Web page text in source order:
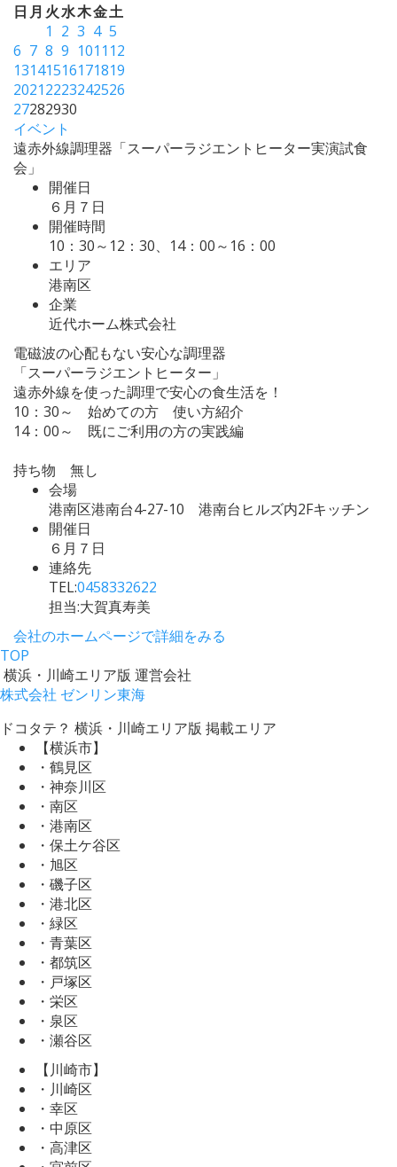
日 月 火水木金土
1 2 3 4 5
6 7 8 9 1011 12
13141516171819
20212223242526
27282930
イベント
遠赤外線調理器「スーパーラジエントヒーター実演試食
会」
開催日
６月７日
開催時間
10：30～12：30、14：00～16：00
エリア
港南区
企業
近代ホーム株式会社
電磁波の心配もない安心な調理器
「スーパーラジエントヒーター」
遠赤外線を使った調理で安心の食生活を！
10：30～ 始めての方 使い方紹介
14：00～ 既にご利用の方の実践編
持ち物 無し
会場
港南区港南台4-27-10 港南台ヒルズ内2Fキッチン
開催日
６月７日
連絡先
TEL:0458332622
担当:大賀真寿美
会社のホームページで詳細をみる
TOP
横浜・川崎エリア版 運営会社
株式会社 ゼンリン東海
ドコタテ？ 横浜・川崎エリア版 掲載エリア
【横浜市】
・鶴見区
・神奈川区
・南区
・港南区
・保土ケ谷区
・旭区
・磯子区
・港北区
・緑区
・青葉区
・都筑区
・戸塚区
・栄区
・泉区
・瀬谷区
【川崎市】
・川崎区
・幸区
・中原区
・高津区